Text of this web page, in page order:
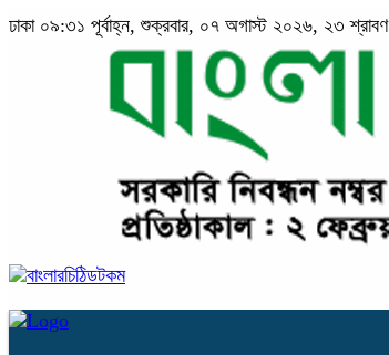
ঢাকা ০৯:৩১ পূর্বাহ্ন, শুক্রবার, ০৭ অগাস্ট ২০২৬, ২৩ শ্রাবণ